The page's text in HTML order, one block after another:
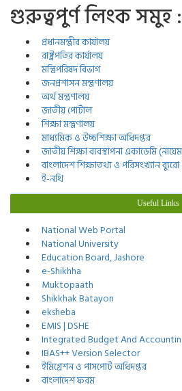
গুরুত্বপুর্ণ লিংক সমুহ :
প্রধানমন্ত্রীর কার্যালয়
রাষ্ট্রপতির কার্যালয়
মন্ত্রিপরিষদ বিভাগ
জনপ্রশাসন মন্ত্রণালয়
অর্থ মন্ত্রণালয়
জাতীয় পোর্টাল
শিক্ষা মন্ত্রণালয়
মাধ্যমিক ও উচ্চশিক্ষা অধিদপ্তর
জাতীয় শিক্ষা ব্যবস্থাপনা একাডেমি
বাংলাদেশ শিক্ষাতথ্য ও পরিসংখ্যান ব্যুরো
ই-নথি
Useful Links
National Web Portal
National University
Education Board, Jashore
e-Shikhha
Muktopaath
Shikkhak Batayon
eksheba
EMIS | DSHE
Integrated Budget And
IBAS++ Version Selector
ইমিগ্রেশন ও পাসপোর্ট অধিদপ্তর
বাংলাদেশ ফরম